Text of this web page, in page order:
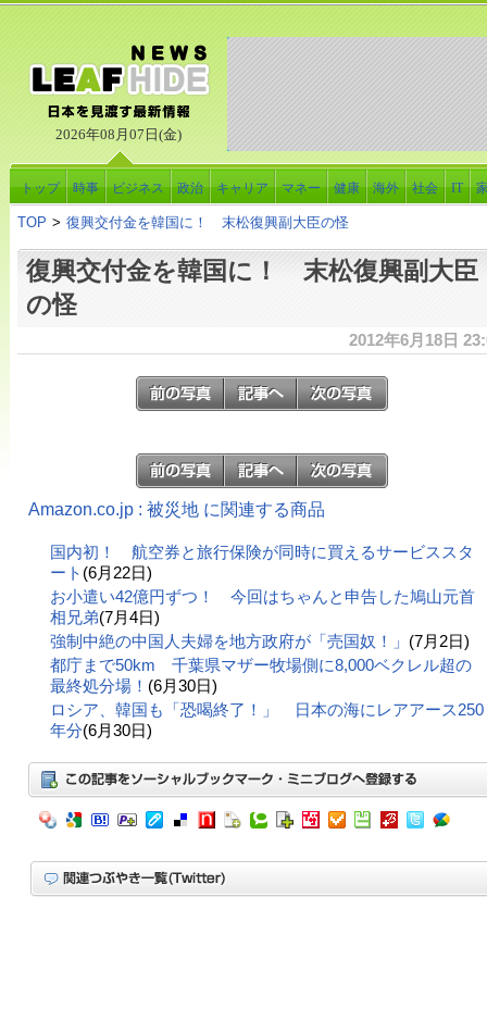
2026年08月07日(金)
トップ 時事 ビジネス 政治 キャリア マネー 健康 海外 社会 IT
TOP > 復興交付金を韓国に！ 末松復興副大臣の怪
復興交付金を韓国に！ 末松復興副大臣
の怪
2012年6月18日
Amazon.co.jp : 被災地 に関連する商品
国内初！ 航空券と旅行保険が同時に買えるサービススタ
ート (6月22日)
お小遣い42億円ずつ！ 今回はちゃんと申告した鳩山元首
相兄弟(7月4日)
強制中絶の中国人夫婦を地方政府が「売国奴！」 (7月2日)
都庁まで50km 千葉県マザー牧場側に8,000ベクレル超の
最終処分場！ (6月30日)
ロシア、韓国も「恐喝終了！」 日本の海にレアアース250
年分(6月30日)